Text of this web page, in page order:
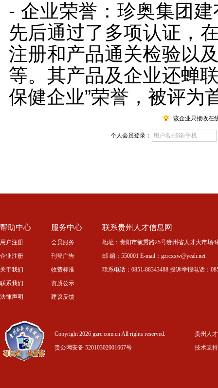
- 企业荣誉：珍奥集团
先后通过了多项认证，
注册和产品通关检验以
等。其产品及企业还蝉
保健企业”荣誉，被评为
该企业只接收在
个人会员登录：
帮助中心
用户注册
企业注册
关于我们
联系我们
法律声明
服务中心
会员服务
刊登广告
收费标准
资质公示
建议反馈
联系贵州人才信息网
地址：贵阳市毓秀路25号贵州省人才大市场
邮 编：550001 E-mail：gzrcxxw@yeah.net
联系电话：0851-88343488 投诉举报电话：
Copyright 2026 gzrc.com.cn All rights reserved.
贵公网安备 52010302001667号
贵州人
技术支